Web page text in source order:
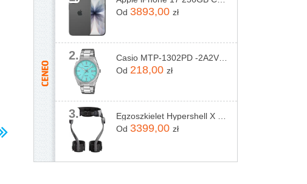
Od 3893,00 zł
2.
Od 218,00 zł
3.
Od 3399,00 zł